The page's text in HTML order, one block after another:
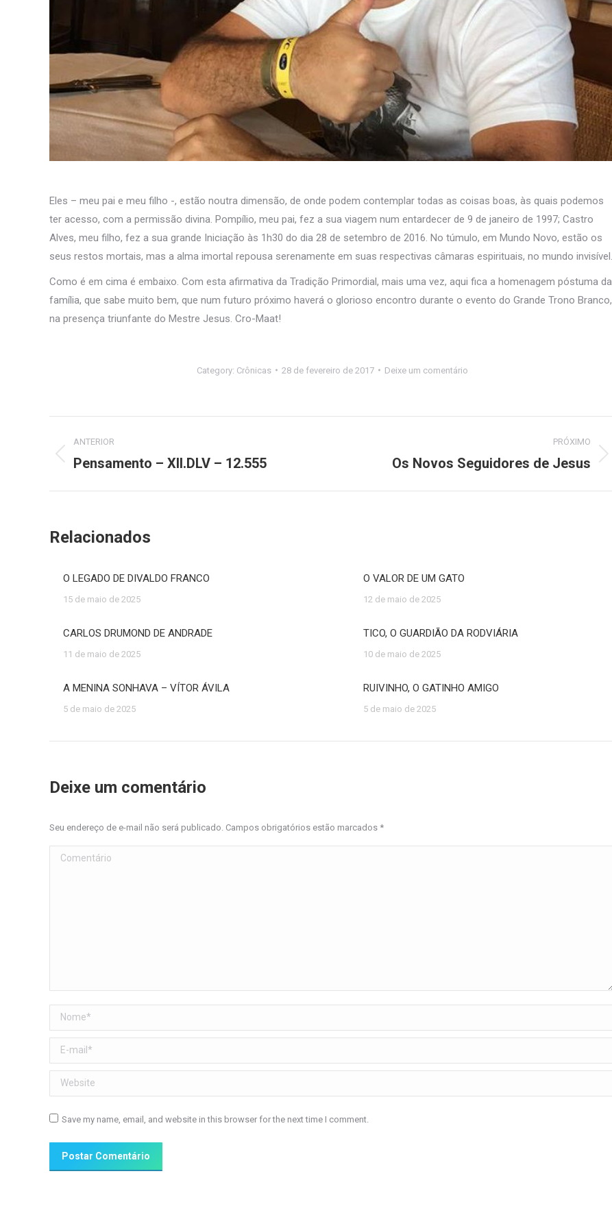
Eles – meu pai e meu filho -, estão noutra dimensão, de onde podem contemplar todas as coisas boas, às quais podemos
ter acesso, com a permissão divina. Pompílio, meu pai, fez a sua viagem num entardecer de 9 de janeiro de 1997; Castro
Alves, meu filho, fez a sua grande Iniciação às 1h30 do dia 28 de setembro de 2016. No túmulo, em Mundo Novo, estão os
seus restos mortais, mas a alma imortal repousa serenamente em suas respectivas câmaras espirituais, no mundo invisível.
Como é em cima é embaixo. Com esta afirmativa da Tradição Primordial, mais uma vez, aqui fica a homenagem póstuma da
família, que sabe muito bem, que num futuro próximo haverá o glorioso encontro durante o evento do Grande Trono Branco,
na presença triunfante do Mestre Jesus. Cro-Maat!
Category: Crônicas 28 de fevereiro de 2017 Deixe um comentário
de
post:
ANTERIOR
Post
Pensamento – XII.DLV – 12.555
PRÓXIMO
Os Novos Seguidores de Jesus
Relacionados
O LEGADO DE DIVALDO FRANCO
15 de maio de 2025
O VALOR DE UM GATO
12 de maio de 2025
CARLOS DRUMOND DE ANDRADE
11 de maio de 2025
TICO, O GUARDIÃO DA RODVIÁRIA
10 de maio de 2025
A MENINA SONHAVA – VÍTOR ÁVILA
5 de maio de 2025
RUIVINHO, O GATINHO AMIGO
5 de maio de 2025
Deixe um comentário
Seu endereço de e-mail não será publicado. Campos obrigatórios estão marcados *
Comentário
Nome *
E-mail *
Website
Save my name, email, and website in this browser for the next time I comment.
Postar Comentário